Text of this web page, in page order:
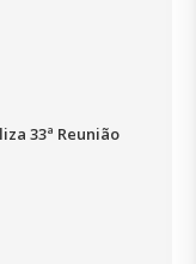
33ª Reunião